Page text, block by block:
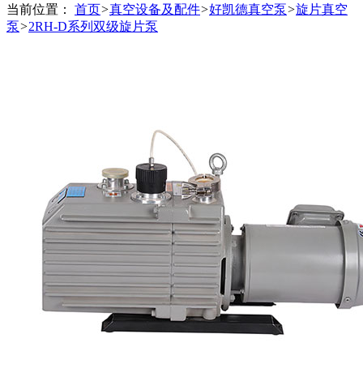
当前位置：
首页>真空设备及配件>好凯德真空泵>旋片真空
泵>2RH-D系列双级旋片泵